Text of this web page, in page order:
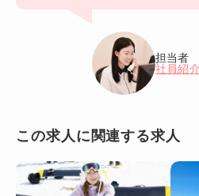
担当者
社員紹
この求人に関連する求人